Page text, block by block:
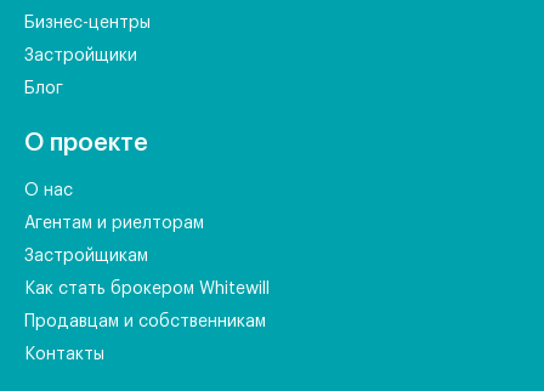
Бизнес-центры
Застройщики
Блог
О проекте
О нас
Агентам и риелторам
Застройщикам
Как стать брокером Whitewill
Продавцам и собственникам
Контакты